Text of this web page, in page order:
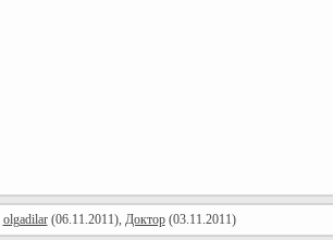
olgadilar(06.11.2011), Доктор(03.11.2011)